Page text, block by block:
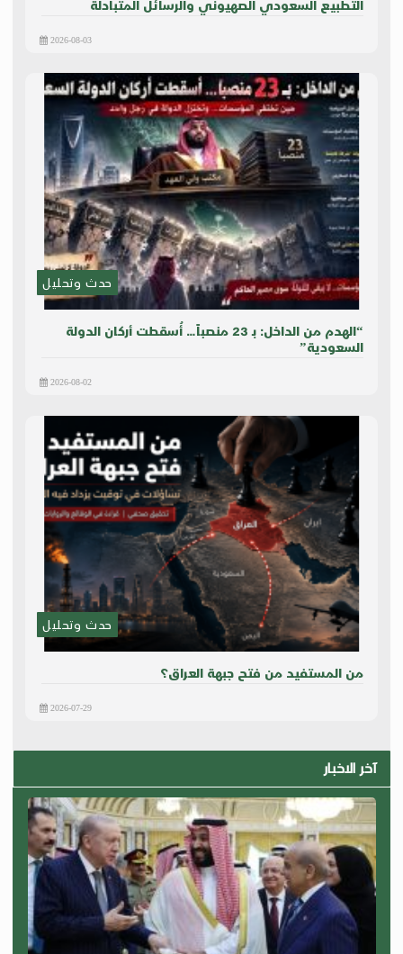
التطبيع السعودي الصهيوني والرسائل المتبادلة
2026-08-03
حدث وتحليل
“الهدم من الداخل: بـ 23 منصباً… أُسقطت أركان الدولة
السعودية”
2026-08-02
حدث وتحليل
من المستفيد من فتح جبهة العراق؟
2026-07-29
آخر الاخبار